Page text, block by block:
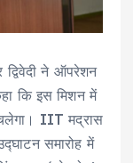
ने ऑपरेशन
कि इस मिशन में
IIT मद्रास
समारोह में